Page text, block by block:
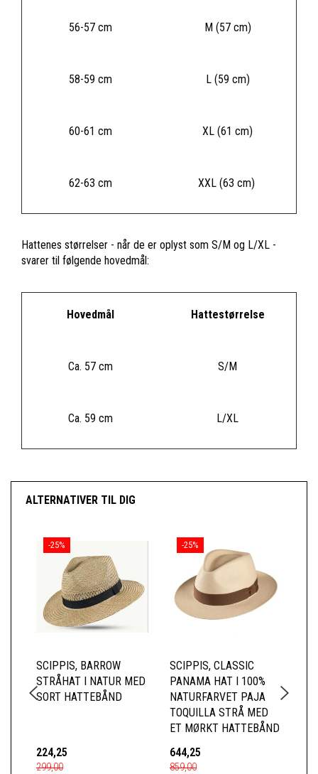
56-57 cm M (57 cm)
58-59 cm L (59 cm)
60-61 cm XL (61 cm)
62-63 cm XXL (63 cm)
Hattenes størrelser - når de er oplyst som S/M og L/XL -
svarer til følgende hovedmål:
Hovedmål Hattestørrelse
Ca. 57 cm S/M
Ca. 59 cm L/XL
ALTERNATIVER TIL DIG
-25%
SCIPPIS, BARROW
STRÅHAT I NATUR MED
SORT HATTEBÅND
224,25
299,00
-25%
SCIPPIS, CLASSIC
PANAMA HAT I 100%
NATURFARVET PAJA
TOQUILLA STRÅ MED
ET MØRKT HATTEBÅND
644,25
859,00